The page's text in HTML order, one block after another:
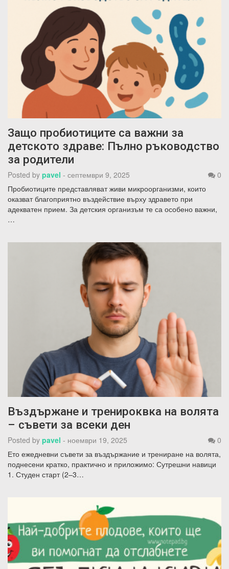
Защо пробиотиците са важни за
детското здраве: Пълно ръководство
за родители
Posted by pavel - септември 9, 2025
0
Пробиотиците представляват живи микроорганизми, които
оказват благоприятно въздействие върху здравето при
адекватен прием. За детския организъм те са особено важни,
…
Въздържане и тренироквка на волята
– съвети за всеки ден
Posted by pavel - ноември 19, 2025
0
Ето ежедневни съвети за въздържание и трениране на волята,
поднесени кратко, практично и приложимо: Сутрешни навици
1. Студен старт (2–3…